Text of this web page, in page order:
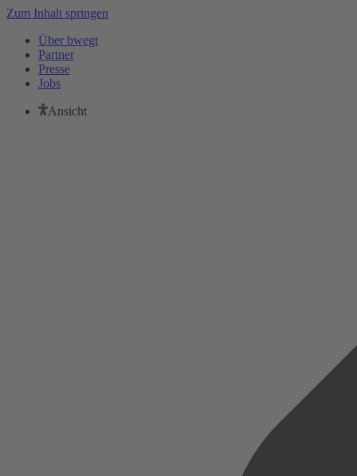
Zum Inhalt springen
Über bwegt
Partner
Presse
Jobs
Ansicht